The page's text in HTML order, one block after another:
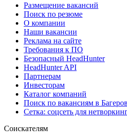
Размещение вакансий
Поиск по резюме
О компании
Наши вакансии
Реклама на сайте
Требования к ПО
Безопасный HeadHunter
HeadHunter API
Партнерам
Инвесторам
Каталог компаний
Поиск по вакансиям в
Сетка: соцсеть для
Соискателям